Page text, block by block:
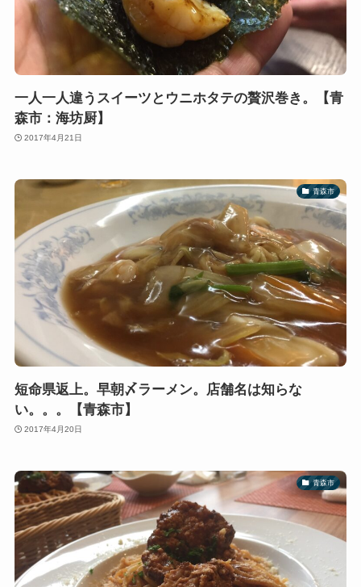
一人一人違うスイーツとウニホタテの贅沢巻き。【青
森市：海坊厨】
2017年4月21日
青森市
短命県返上。早朝〆ラーメン。店舗名は知らな
い。。。【青森市】
2017年4月20日
青森市